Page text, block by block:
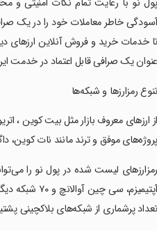
‏‏پول نو با رعایت تمام نکات امنیتی و
آسودگی خاطر معاملات خود را در یک
تا خدمات خرید و فروش آنلاین ارزهای
عنوان یک صرافی قابل اعتماد در خدمت
‏‏تنوع رمزارزها و شبکه‌ها
‏‏از ارزهای معروف بازار مثل بیت کوین ،
پروژه‌های موفق و ترند مانند نات کوین،
‏‏رمزارزهای لیست شده در پول نو را
تعداد پرشماری از شبکه‌های بلاکچینی